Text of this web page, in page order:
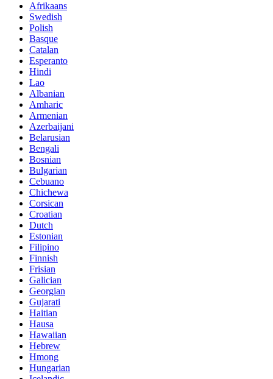
Afrikaans
Swedish
Polish
Basque
Catalan
Esperanto
Hindi
Lao
Albanian
Amharic
Armenian
Azerbaijani
Belarusian
Bengali
Bosnian
Bulgarian
Cebuano
Chichewa
Corsican
Croatian
Dutch
Estonian
Filipino
Finnish
Frisian
Galician
Georgian
Gujarati
Haitian
Hausa
Hawaiian
Hebrew
Hmong
Hungarian